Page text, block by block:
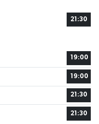
21:30
19:00
19:00
21:30
21:30